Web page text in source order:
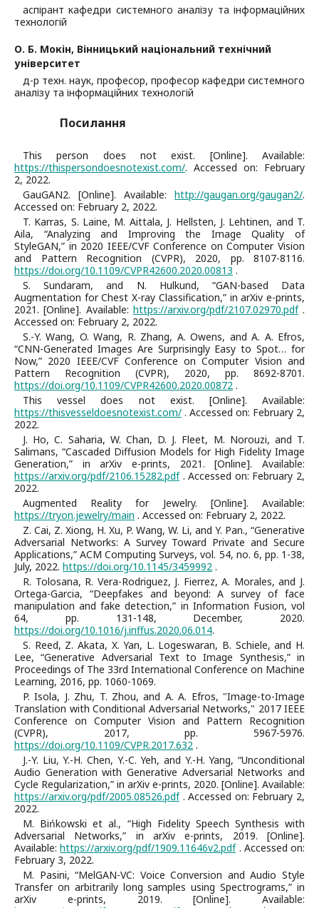
аспірант кафедри системного аналізу та інформаційних
технологій
О. Б. Мокін, Вінницький національний технічний
університет
д-р техн. наук, професор, професор кафедри системного
аналізу та інформаційних технологій
Посилання
This person does not exist. [Online]. Available:
https://thispersondoesnotexist.com/. Accessed on: February
2, 2022.
GauGAN2. [Online]. Available: http://gaugan.org/gaugan2/.
Accessed on: February 2, 2022.
T. Karras, S. Laine, M. Aittala, J. Hellsten, J. Lehtinen, and T.
Aila, “Analyzing and Improving the Image Quality of
StyleGAN,” in 2020 IEEE/CVF Conference on Computer Vision
and Pattern Recognition (CVPR), 2020, pp. 8107-8116.
https://doi.org/10.1109/CVPR42600.2020.00813 .
S. Sundaram, and N. Hulkund, “GAN-based Data
Augmentation for Chest X-ray Classification,” in arXiv e-prints,
2021. [Online]. Available: https://arxiv.org/pdf/2107.02970.pdf.
Accessed on: February 2, 2022.
S.-Y. Wang, O. Wang, R. Zhang, A. Owens, and A. A. Efros,
“CNN-Generated Images Are Surprisingly Easy to Spot… for
Now,” 2020 IEEE/CVF Conference on Computer Vision and
Pattern Recognition (CVPR), 2020, pp. 8692-8701.
https://doi.org/10.1109/CVPR42600.2020.00872 .
This vessel does not exist. [Online]. Available:
https://thisvesseldoesnotexist.com/ . Accessed on: February 2,
2022.
J. Ho, C. Saharia, W. Chan, D. J. Fleet, M. Norouzi, and T.
Salimans, “Cascaded Diffusion Models for High Fidelity Image
Generation,” in arXiv e-prints, 2021. [Online]. Available:
https://arxiv.org/pdf/2106.15282.pdf. Accessed on: February 2,
2022.
Augmented Reality for Jewelry. [Online]. Available:
https://tryon.jewelry/main . Accessed on: February 2, 2022.
Z. Cai, Z. Xiong, H. Xu, P. Wang, W. Li, and Y. Pan., “Generative
Adversarial Networks: A Survey Toward Private and Secure
Applications,” ACM Computing Surveys, vol. 54, no. 6, pp. 1-38,
July, 2022. https://doi.org/10.1145/3459992 .
R. Tolosana, R. Vera-Rodriguez, J. Fierrez, A. Morales, and J.
Ortega-Garcia, “Deepfakes and beyond: A survey of face
manipulation and fake detection,” in Information Fusion, vol
64, pp. 131-148, December, 2020.
https://doi.org/10.1016/j.inffus.2020.06.014.
S. Reed, Z. Akata, X. Yan, L. Logeswaran, B. Schiele, and H.
Lee, “Generative Adversarial Text to Image Synthesis,” in
Proceedings of The 33rd International Conference on Machine
Learning, 2016, pp. 1060-1069.
P. Isola, J. Zhu, T. Zhou, and A. A. Efros, "Image-to-Image
Translation with Conditional Adversarial Networks," 2017 IEEE
Conference on Computer Vision and Pattern Recognition
(CVPR), 2017, pp. 5967-5976.
https://doi.org/10.1109/CVPR.2017.632 .
J.-Y. Liu, Y.-H. Chen, Y.-C. Yeh, and Y.-H. Yang, “Unconditional
Audio Generation with Generative Adversarial Networks and
Cycle Regularization,” in arXiv e-prints, 2020. [Online]. Available:
https://arxiv.org/pdf/2005.08526.pdf. Accessed on: February 2,
2022.
M. Bińkowski et al., “High Fidelity Speech Synthesis with
Adversarial Networks,” in arXiv e-prints, 2019. [Online].
Available:https://arxiv.org/pdf/1909.11646v2.pdf. Accessed on:
February 3, 2022.
M. Pasini, “MelGAN-VC: Voice Conversion and Audio Style
Transfer on arbitrarily long samples using Spectrograms,” in
arXiv e-prints, 2019. [Online]. Available: